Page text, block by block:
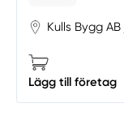
Kulls Bygg
Lägg till företag